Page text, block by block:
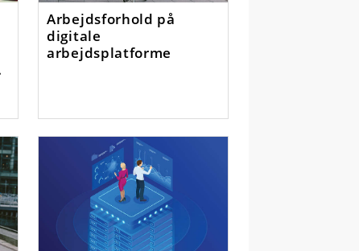
Arbejdsforhold på
digitale
arbejdsplatforme